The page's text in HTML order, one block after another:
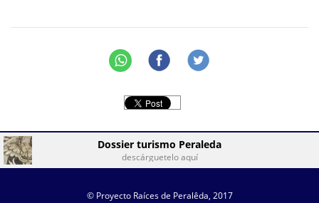
Dossier turismo Peraleda
descárguetelo aquí
© Proyecto Raíces de Peralêda, 2017